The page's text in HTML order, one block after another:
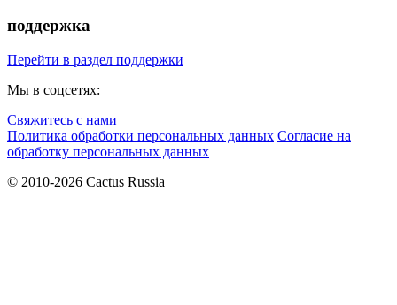
поддержка
Перейти в раздел поддержки
Мы в соцсетях:
Свяжитесь с нами
Политика обработки персональных данных Согласие на
обработку персональных данных
© 2010-2026 Cactus Russia